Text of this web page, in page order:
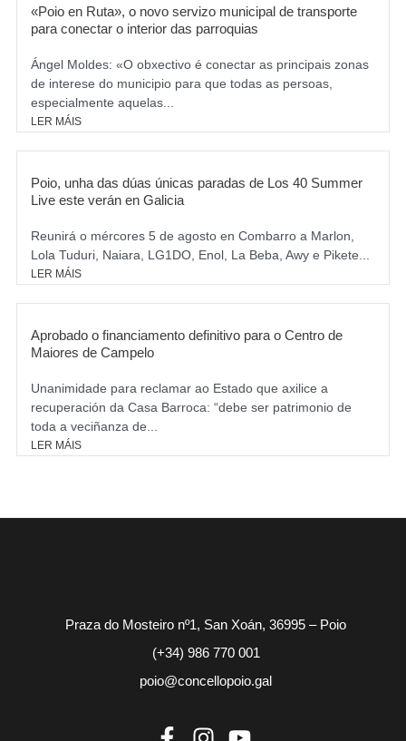
«Poio en Ruta», o novo servizo municipal de transporte
para conectar o interior das parroquias
Ángel Moldes: «O obxectivo é conectar as principais zonas
de interese do municipio para que todas as persoas,
especialmente aquelas...
LER MÁIS
Poio, unha das dúas únicas paradas de Los 40 Summer
Live este verán en Galicia
Reunirá o mércores 5 de agosto en Combarro a Marlon,
Lola Tuduri, Naiara, LG1DO, Enol, La Beba, Awy e Pikete...
LER MÁIS
Aprobado o financiamento definitivo para o Centro de
Maiores de Campelo
Unanimidade para reclamar ao Estado que axilice a
recuperación da Casa Barroca: “debe ser patrimonio de
toda a veciñanza de...
LER MÁIS
Praza do Mosteiro nº1, San Xoán, 36995 – Poio
(+34) 986 770 001
poio@concellopoio.gal